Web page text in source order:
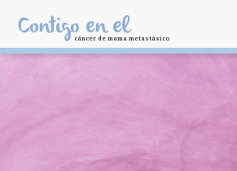
Skip to main content
cáncer de mama metastásico
Contigo en el